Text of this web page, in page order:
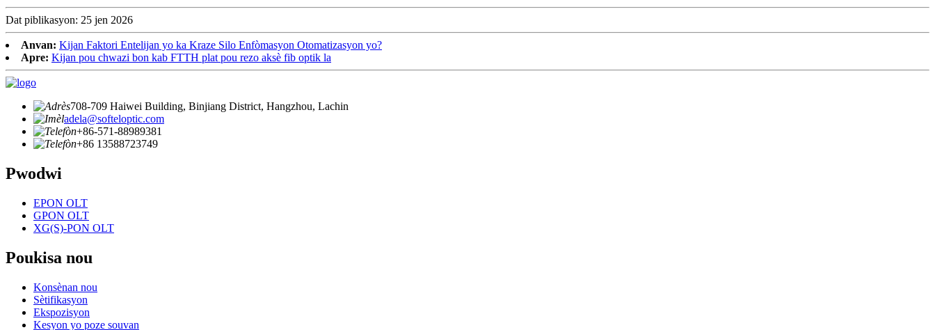
Dat piblikasyon: 25 jen 2026
Anvan: Kijan Faktori Entelijan yo ka Kraze Silo Enfòmasyon Otomatizasyon yo?
Apre: Kijan pou chwazi bon kab FTTH plat pou rezo aksè fib optik la
708-709 Haiwei Building, Binjiang District, Hangzhou, Lachin
adela@softeloptic.com
+86-571-88989381
+86 13588723749
Pwodwi
EPON OLT
GPON OLT
XG(S)-PON OLT
Poukisa nou
Konsènan nou
Sètifikasyon
Ekspozisyon
Kesyon yo poze souvan